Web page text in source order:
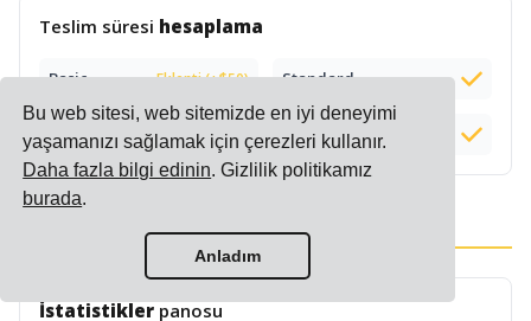
Bu web sitesi, web sitemizde en iyi deneyimi
yaşamanızı sağlamak için çerezleri kullanır.
Daha fazla bilgi edinin. Gizlilik politikamız
burada.
Anladım
Teslim süresi hesaplama
Basic Eklenti (+$50) Standard
Advanced Enterprise
İstatistikler panosu